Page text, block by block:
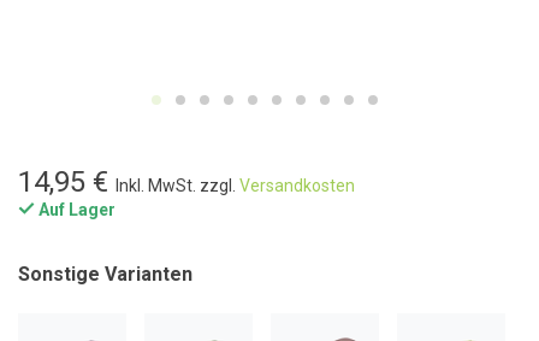
14,95 € Inkl. MwSt. zzgl. Versandkosten
Auf Lager
Sonstige Varianten